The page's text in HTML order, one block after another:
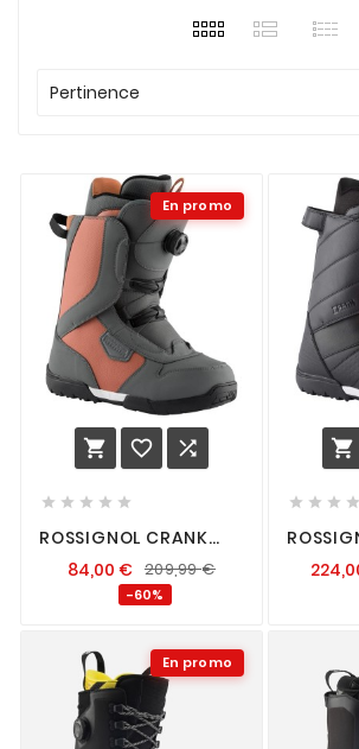
Pertinence
En promo
  
    
ROSSIGNOL CRANK
84,00 € 209,99€
-60%

   
En promo